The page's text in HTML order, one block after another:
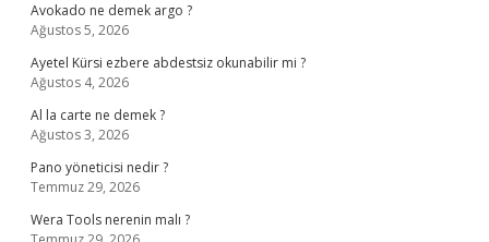
Avokado ne demek argo ?
Ağustos 5, 2026
Ayetel Kürsi ezbere abdestsiz okunabilir mi ?
Ağustos 4, 2026
Al la carte ne demek ?
Ağustos 3, 2026
Pano yöneticisi nedir ?
Temmuz 29, 2026
Wera Tools nerenin malı ?